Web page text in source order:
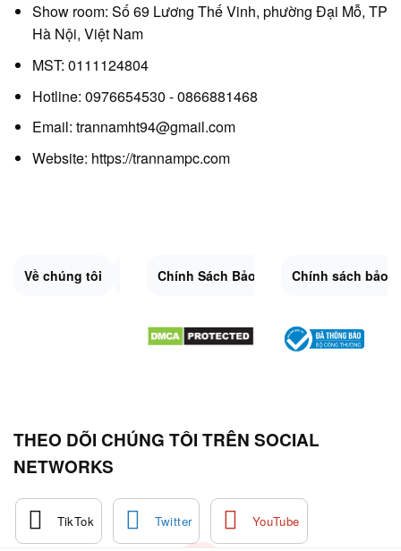
Show room: Số 69 Lương Thế Vinh, phường Đại Mỗ, TP
Hà Nội, Việt Nam
MST: 0111124804
Hotline: 0976654530 - 0866881468
Email: trannamht94@gmail.com
Website: https://trannampc.com
Về chúng tôi Liên Hệ Quy Định Chung Sitemap.XML
Chính Sách Bảo Mật Đổi trả và hoàn
Chính sách bảo
THEO DÕI CHÚNG TÔI TRÊN SOCIAL
NETWORKS